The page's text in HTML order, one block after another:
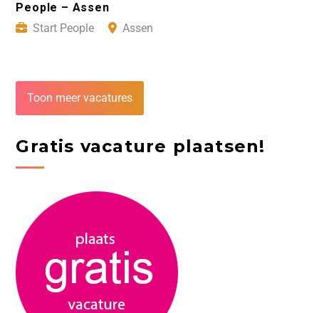
People – Assen
Start People
Assen
Toon meer vacatures
Gratis vacature plaatsen!